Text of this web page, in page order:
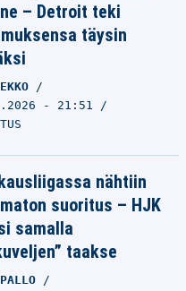
– Detroit teki
täysin
- 21:51
nähtiin
suoritus – HJK
samalla
taakse